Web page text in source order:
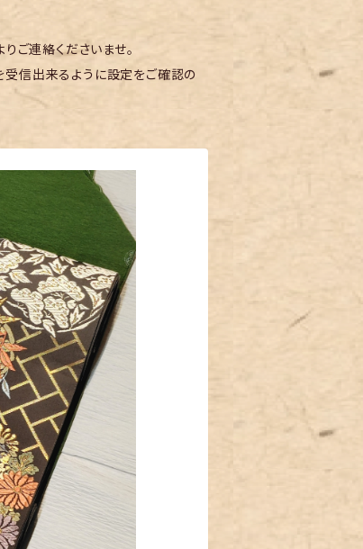
ご連絡くださいませ。
受信出来るように設定をご確認の